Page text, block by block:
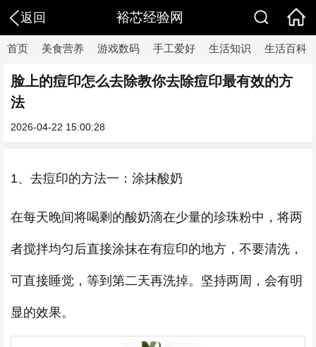
返回 裕芯经验网
首页 美食营养 游戏数码 手工爱好 生活知识 生活百科
脸上的痘印怎么去除教你去除痘印最有效的方
法
2026-04-22 15:00:28
1、去痘印的方法一：涂抹酸奶
在每天晚间将喝剩的酸奶滴在少量的珍珠粉中，将两
者搅拌均匀后直接涂抹在有痘印的地方，不要清洗，
可直接睡觉，等到第二天再洗掉。坚持两周，会有明
显的效果。